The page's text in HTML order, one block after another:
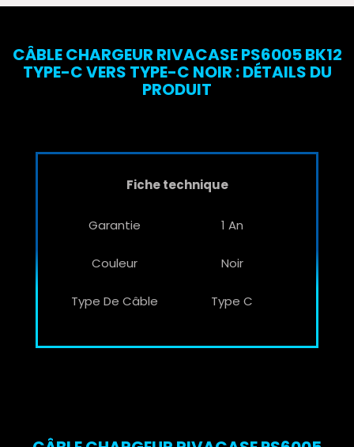
CÂBLE CHARGEUR RIVACASE PS6005 BK12
TYPE-C VERS TYPE-C NOIR : DÉTAILS DU
PRODUIT
Fiche technique
Garantie 1 An
Couleur Noir
Type De Câble Type C